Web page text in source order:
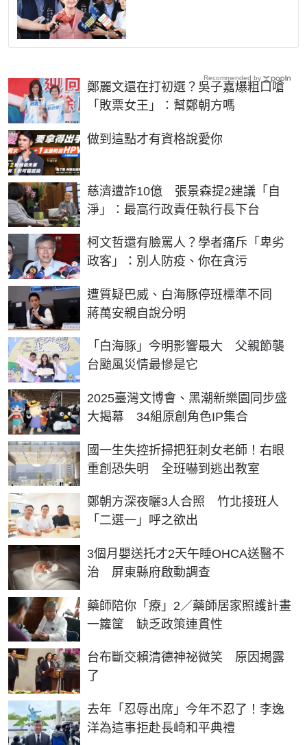
鄭麗文還在打初選？吳子嘉爆粗口嗆
「敗票女王」：幫鄭朝方嗎
做到這點才有資格說愛你
PR
慈濟遭詐10億 張景森提2建議「自
淨」：最高行政責任執行長下台
柯文哲還有臉罵人？學者痛斥「卑劣
政客」：別人防疫、你在貪污
遭質疑巴威、白海豚停班標準不同
蔣萬安親自說分明
「白海豚」今明影響最大 父親節襲
台颱風災情最慘是它
2025臺灣文博會、黑潮新樂園同步盛
大揭幕 34組原創角色IP集合
國一生失控折掃把狂刺女老師！右眼
重創恐失明 全班嚇到逃出教室
鄭朝方深夜曬3人合照 竹北接班人
「二選一」呼之欲出
3個月嬰送托才2天午睡OHCA送醫不
治 屏東縣府啟動調查
藥師陪你「療」2／藥師居家照護計畫
一籮筐 缺乏政策連貫性
台布斷交賴清德神祕微笑 原因揭露
了
去年「忍辱出席」今年不忍了！李逸
洋為這事拒赴長崎和平典禮
Recommended by